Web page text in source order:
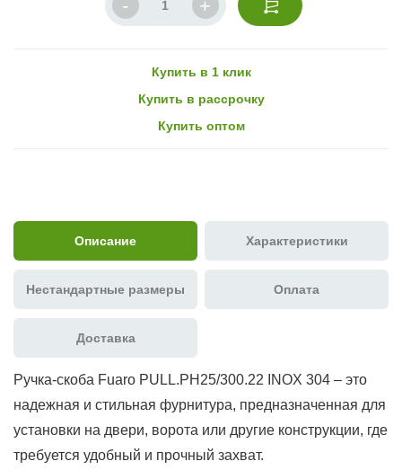
Купить в 1 клик
Купить в рассрочку
Купить оптом
Описание Характеристики
Нестандартные размеры Оплата
Доставка
Ручка-скоба Fuaro PULL.PH25/300.22 INOX 304 – это
надежная и стильная фурнитура, предназначенная для
установки на двери, ворота или другие конструкции, где
требуется удобный и прочный захват.